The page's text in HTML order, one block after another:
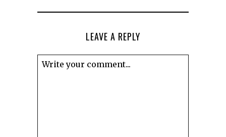
LEAVE A REPLY